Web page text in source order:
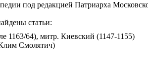
под редакцией Патриарха
статьи:
1163/64), митр. Киевский (1147-1155)
Смолятич)